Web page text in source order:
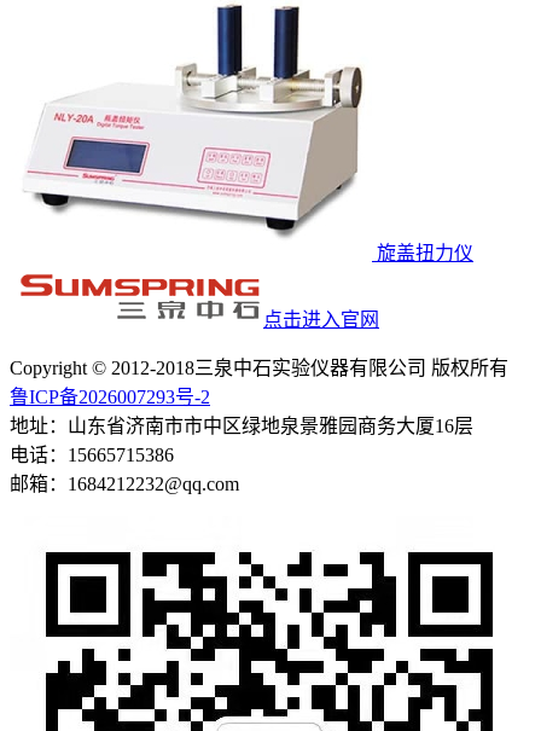
旋盖扭力仪
点击进入官网
Copyright © 2012-2018三泉中石实验仪器有限公司 版权所有
鲁ICP备2026007293号-2
地址：山东省济南市市中区绿地泉景雅园商务大厦16层
电话：15665715386
邮箱：1684212232@qq.com